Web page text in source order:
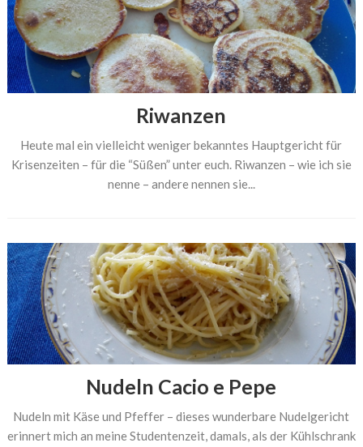
Riwanzen
Heute mal ein vielleicht weniger bekanntes Hauptgericht für
Krisenzeiten – für die “Süßen” unter euch. Riwanzen – wie ich sie
nenne – andere nennen sie...
Nudeln Cacio e Pepe
Nudeln mit Käse und Pfeffer – dieses wunderbare Nudelgericht
erinnert mich an meine Studentenzeit, damals, als der Kühlschrank